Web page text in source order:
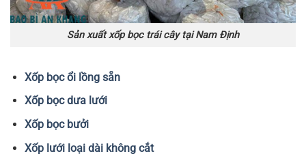
Sản xuất xốp bọc trái cây tại Nam Định
Xốp bọc ổi lồng sẵn
Xốp bọc dưa lưới
Xốp bọc bưởi
Xốp lưới loại dài không cắt